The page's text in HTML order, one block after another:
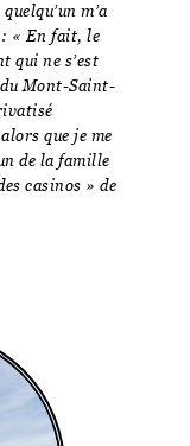
m’a
« En fait, le
qui ne s’est
Mont-Saint-
que je me
de la famille
casinos » de